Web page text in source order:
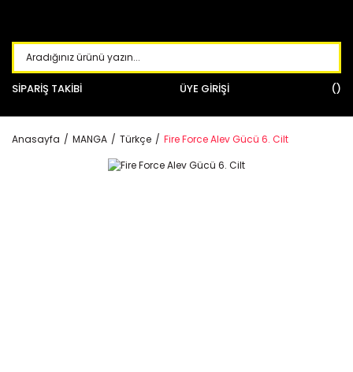
SİPARİŞ TAKİBİ ÜYE GİRİŞİ
Anasayfa MANGA Türkçe Fire Force Alev Gücü 6. Cilt